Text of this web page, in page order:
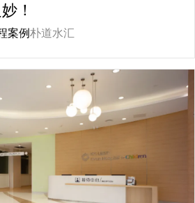
！
案例朴道水汇